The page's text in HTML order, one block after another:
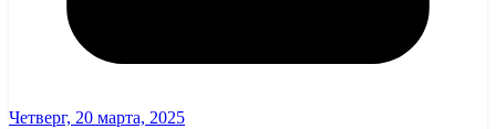
Четверг, 20 марта, 2025